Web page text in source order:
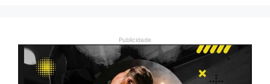
Publicidade